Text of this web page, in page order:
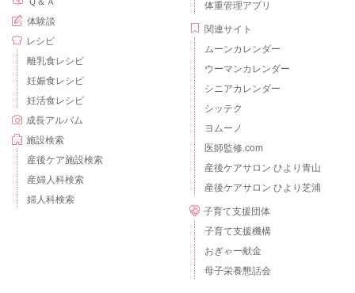
体験談
レシピ
離乳食レシピ
妊娠食レシピ
妊活食レシピ
成長アルバム
施設検索
産後ケア施設検索
産婦人科検索
婦人科検索
体重管理アプリ
関連サイト
ムーンカレンダー
ウーマンカレンダー
シニアカレンダー
シッテク
ヨムーノ
医師監修.com
産後ケアサロン ひより青山
産後ケアサロン ひより芝浦
子育て支援団体
子育て支援機構
おぎゃー献金
母子栄養懇話会